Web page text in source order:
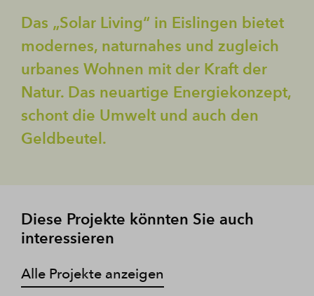
Das „Solar Living“ in Eislingen bietet
modernes, naturnahes und zugleich
urbanes Wohnen mit der Kraft der
Natur. Das neuartige Energiekonzept,
schont die Umwelt und auch den
Geldbeutel.
Diese Projekte könnten Sie auch
interessieren
Alle Projekte anzeigen